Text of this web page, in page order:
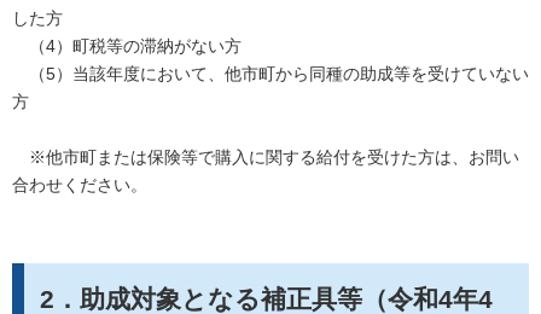
した方
（4）町税等の滞納がない方
（5）当該年度において、他市町から同種の助成等を受けていない
方
※他市町または保険等で購入に関する給付を受けた方は、お問い
合わせください。
2．助成対象となる補正具等（令和4年4